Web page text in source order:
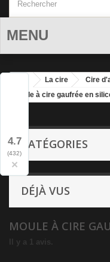
4.7
(432)
×
MENU
La cire
Cire
Moule à cire gaufrée en
CATÉGORIES
DÉJÀ VUS
MOULE À CIRE
Il y a 1 avis.